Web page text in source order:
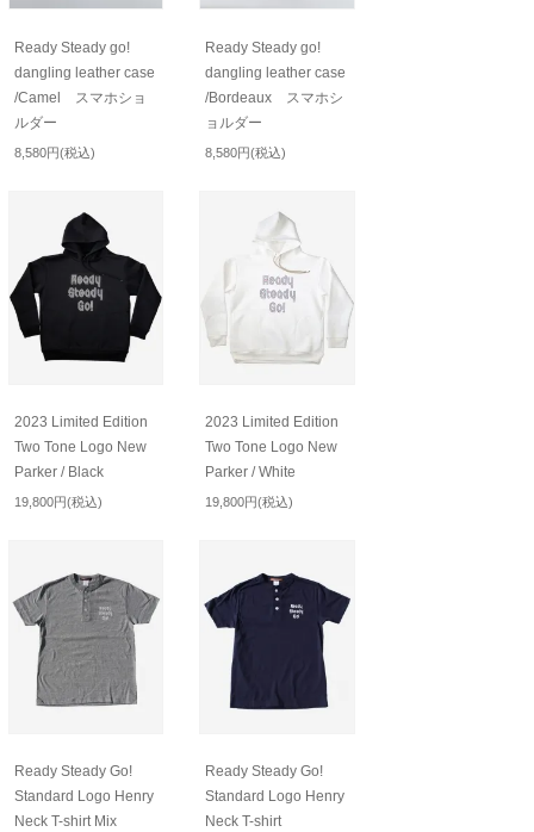
Ready Steady go!
dangling leather case
/Camel スマホショ
ルダー
8,580円(税込)
Ready Steady go!
dangling leather case
/Bordeaux スマホシ
ョルダー
8,580円(税込)
2023 Limited Edition
Two Tone Logo New
Parker / Black
19,800円(税込)
2023 Limited Edition
Two Tone Logo New
Parker / White
19,800円(税込)
Ready Steady Go!
Standard Logo Henry
Neck T-shirt Mix
Ready Steady Go!
Standard Logo Henry
Neck T-shirt